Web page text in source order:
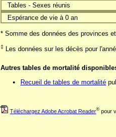
Tables - Sexes réunis
Espérance de vie à 0 an
* Somme des données des provinces
‡ Les données sur les décès pour
Autres tables de mortalité
Recueil de tables de mortalité
Téléchargez Adobe Acrobat Reader® pour